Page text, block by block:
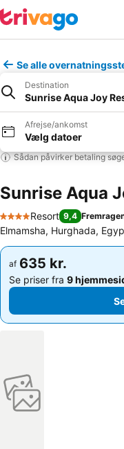
Se alle
Destination
Sunrise Aqua Joy
Afrejse/ankomst
Vælg datoer
Sådan påvirker betaling
Sunrise Aqua
4 Stjerner
Resort 9,4
Elmamsha, Hurghada,
af 635 kr.
Se priser fra 9
af 635 kr.
Se priser fra 9